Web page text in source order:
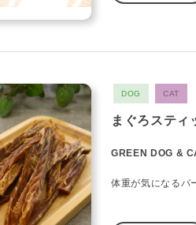
DOG CAT
まぐろステ
GREEN DOG &
体重が気になるパ